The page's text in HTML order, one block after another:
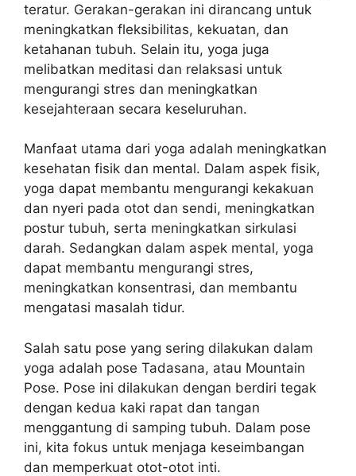
teratur. Gerakan-gerakan ini dirancang untuk
meningkatkan fleksibilitas, kekuatan, dan
ketahanan tubuh. Selain itu, yoga juga
melibatkan meditasi dan relaksasi untuk
mengurangi stres dan meningkatkan
kesejahteraan secara keseluruhan.
Manfaat utama dari yoga adalah meningkatkan
kesehatan fisik dan mental. Dalam aspek fisik,
yoga dapat membantu mengurangi kekakuan
dan nyeri pada otot dan sendi, meningkatkan
postur tubuh, serta meningkatkan sirkulasi
darah. Sedangkan dalam aspek mental, yoga
dapat membantu mengurangi stres,
meningkatkan konsentrasi, dan membantu
mengatasi masalah tidur.
Salah satu pose yang sering dilakukan dalam
yoga adalah pose Tadasana, atau Mountain
Pose. Pose ini dilakukan dengan berdiri tegak
dengan kedua kaki rapat dan tangan
menggantung di samping tubuh. Dalam pose
ini, kita fokus untuk menjaga keseimbangan
dan memperkuat otot-otot inti.